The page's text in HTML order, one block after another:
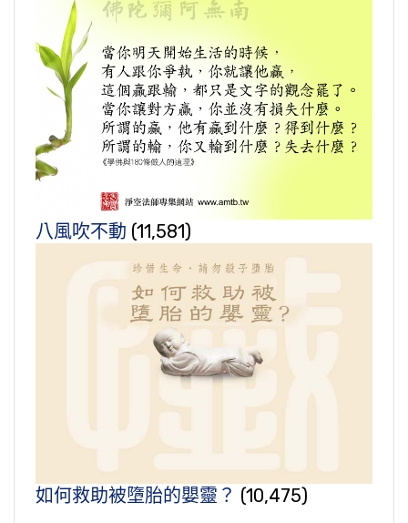
八風吹不動 (11,581)
如何救助被墮胎的嬰靈？ (10,475)